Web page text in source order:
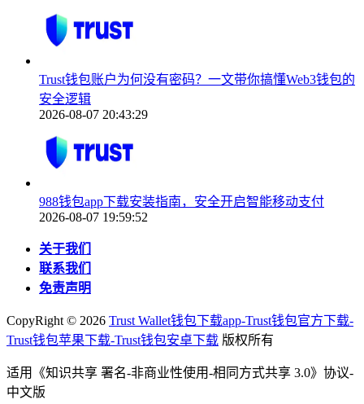
Trust钱包账户为何没有密码？一文带你搞懂Web3钱包的
安全逻辑
2026-08-07 20:43:29
988钱包app下载安装指南，安全开启智能移动支付
2026-08-07 19:59:52
关于我们
联系我们
免责声明
CopyRight © 2026 Trust Wallet钱包下载app-Trust钱包官方下载-
Trust钱包苹果下载-Trust钱包安卓下载 版权所有
适用《知识共享 署名-非商业性使用-相同方式共享 3.0》协议-
中文版